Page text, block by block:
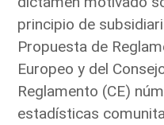
principio de
Propuesta de
Europeo y del
Reglamento (CE)
estadísticas